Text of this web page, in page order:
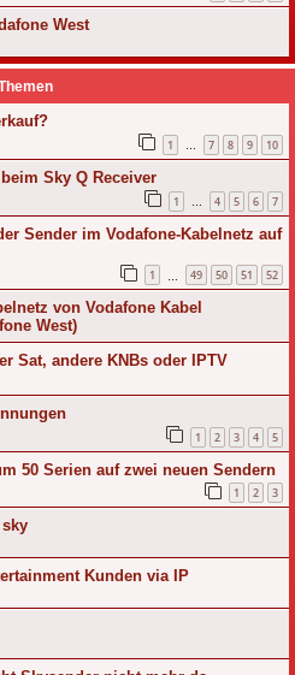
West
1 … 7 8 9 10
Sky Q Receiver
1 … 4 5 6 7
Sender im Vodafone-Kabelnetz auf
1 49 50 51 52
von Vodafone Kabel
West)
Sat, andere KNBs oder IPTV
1 2 3 4 5
50 Serien auf zwei neuen Sendern
1 2 3
Kunden via IP